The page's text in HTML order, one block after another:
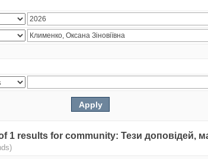
1 results for community: Тези доповідей,